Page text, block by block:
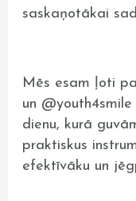
saskaņotākai
Mēs esam ļoti
un
dienu, kurā
praktiskus
efektīvāku un